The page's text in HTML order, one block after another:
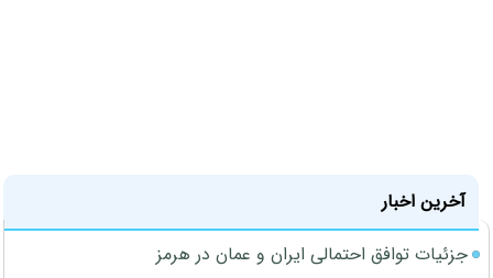
آخرین اخبار
جزئیات توافق احتمالی ایران و عمان در هرمز